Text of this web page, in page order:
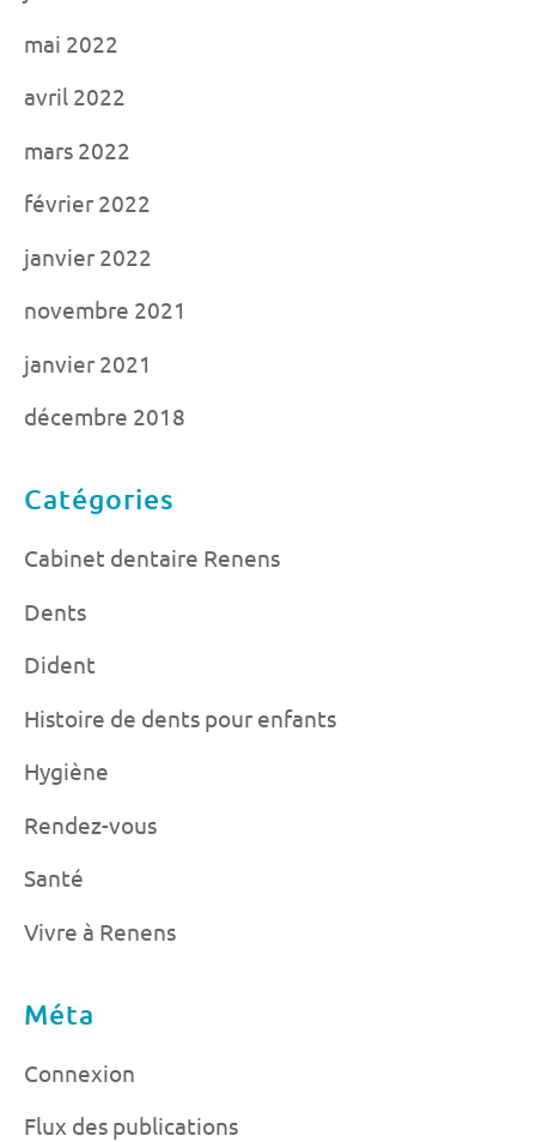
mai 2022
avril 2022
mars 2022
février 2022
janvier 2022
novembre 2021
janvier 2021
décembre 2018
Catégories
Cabinet dentaire Renens
Dents
Dident
Histoire de dents pour enfants
Hygiène
Rendez-vous
Santé
Vivre à Renens
Méta
Connexion
Flux des publications